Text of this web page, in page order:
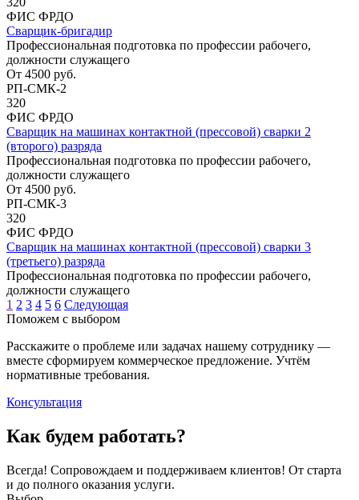
ФИС ФРДО
Сварщик-бригадир
Профессиональная подготовка по профессии рабочего,
должности служащего
От 4500 руб.
РП-СМК-2
320
ФИС ФРДО
Сварщик на машинах контактной (прессовой) сварки 2
(второго) разряда
Профессиональная подготовка по профессии рабочего,
должности служащего
От 4500 руб.
РП-СМК-3
320
ФИС ФРДО
Сварщик на машинах контактной (прессовой) сварки 3
(третьего) разряда
Профессиональная подготовка по профессии рабочего,
должности служащего
1 2 3 4 5 6 Следующая
Поможем с выбором
Расскажите о проблеме или задачах нашему сотруднику —
вместе сформируем коммерческое предложение. Учтём
нормативные требования.
Консультация
Как будем работать?
Всегда! Сопровождаем и поддерживаем клиентов! От старта
и до полного оказания услуги.